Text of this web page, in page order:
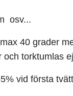
osv...
40 grader
och torktumlas
vid första